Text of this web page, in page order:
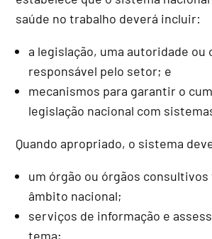
saúde no trabalho deverá incluir:
a legislação, uma autoridade ou
responsável pelo setor; e
mecanismos para garantir o
legislação nacional com
Quando apropriado, o sistema
um órgão ou órgãos
âmbito nacional;
serviços de informação e
tema;